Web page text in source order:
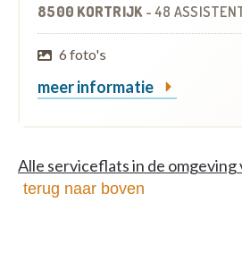
8500 KORTRIJK - 48
6 foto's
meer informatie
Alle serviceflats in de omgeving
terug naar boven